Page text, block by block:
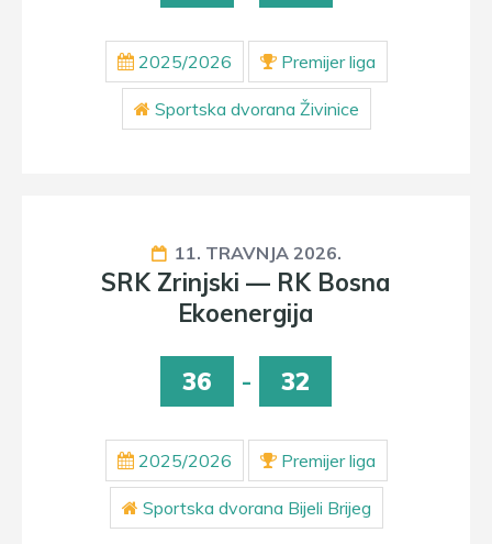
2025/2026 Premijer liga
Sportska dvorana Živinice
11. TRAVNJA 2026.
SRK Zrinjski — RK Bosna
Ekoenergija
36 - 32
2025/2026 Premijer liga
Sportska dvorana Bijeli Brijeg